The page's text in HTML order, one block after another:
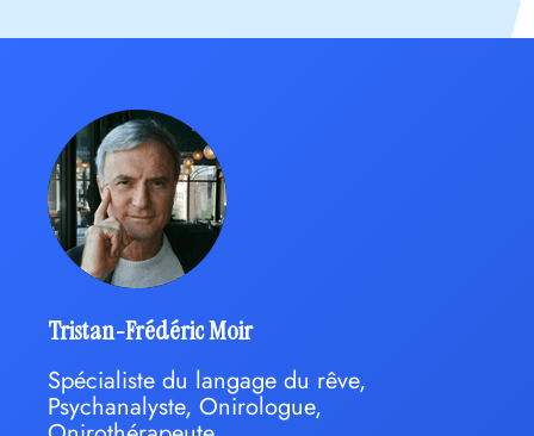
Tristan-Frédéric Moir
Spécialiste du langage du rêve,
Psychanalyste, Onirologue,